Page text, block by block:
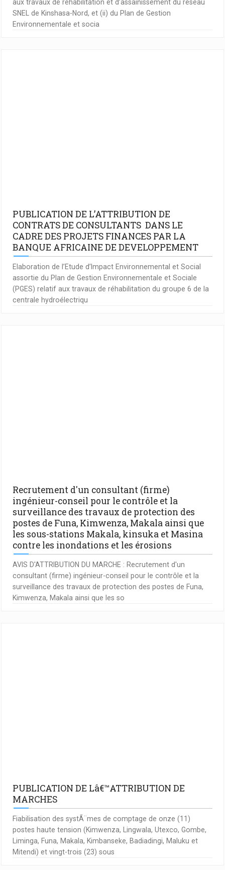
aux travaux de réhabilitation et d’assainissement du réseau
SNEL de Kinshasa-Nord, et (ii) du Plan de Gestion
Environnementale et socia
PUBLICATION DE L’ATTRIBUTION DE
CONTRATS DE CONSULTANTS DANS LE
CADRE DES PROJETS FINANCES PAR LA
BANQUE AFRICAINE DE DEVELOPPEMENT
Elaboration de l’Etude d’Impact Environnemental et Social
assortie du Plan de Gestion Environnementale et Sociale
(PGES) relatif aux travaux de réhabilitation du groupe 6 de la
centrale hydroélectriqu
Recrutement d'un consultant (firme)
ingénieur-conseil pour le contrôle et la
surveillance des travaux de protection des
postes de Funa, Kimwenza, Makala ainsi que
les sous-stations Makala, kinsuka et Masina
contre les inondations et les érosions
AVIS D'ATTRIBUTION DU MARCHE : Recrutement d'un
consultant (firme) ingénieur-conseil pour le contrôle et la
surveillance des travaux de protection des postes de Funa,
Kimwenza, Makala ainsi que les so
PUBLICATION DE Lâ€™ATTRIBUTION DE
MARCHES
Fiabilisation des systÃ¨mes de comptage de onze (11)
postes haute tension (Kimwenza, Lingwala, Utexco, Gombe,
Liminga, Funa, Makala, Kimbanseke, Badiadingi, Maluku et
Mitendi) et vingt-trois (23) sous